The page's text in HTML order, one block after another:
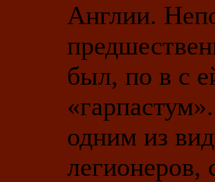
Англии.
был, по в с
одним из
легионеров,